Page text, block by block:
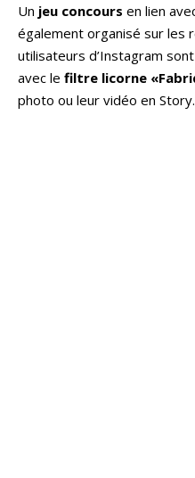
Un jeu concours en lien
également organisé sur les
utilisateurs d’Instagram
avec le filtre licorne
photo ou leur vidéo en Story.